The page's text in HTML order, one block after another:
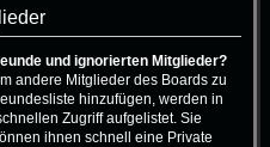
und ignorierten Mitglieder?
andere Mitglieder des Boards zu
hinzufügen, werden in
Zugriff aufgelistet. Sie
ihnen schnell eine Private